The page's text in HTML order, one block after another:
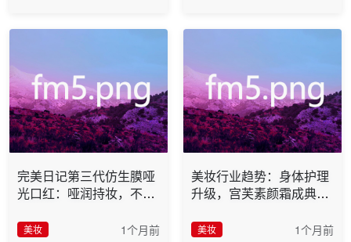
完美日记第三代仿生膜哑
光口红：哑润持妆，不拔
美妆
1个月前
美妆行业趋势：身体护理
升级，宫芙素颜霜成典型
美妆
1个月前